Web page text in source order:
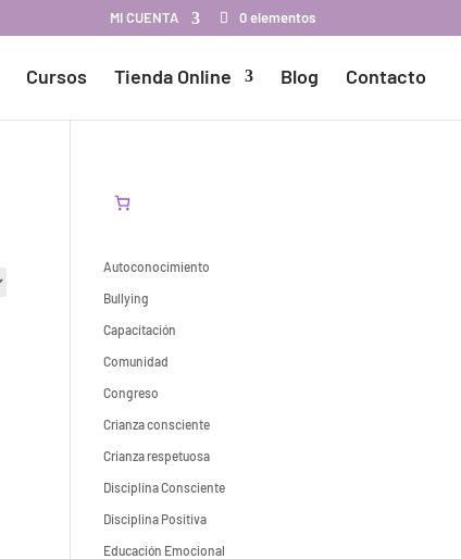
MI CUENTA 0 elementos
Cursos Tienda Online Blog Contacto
Autoconocimiento
Bullying
Capacitación
Comunidad
Congreso
Crianza consciente
Crianza respetuosa
Disciplina Consciente
Disciplina Positiva
Educación Emocional